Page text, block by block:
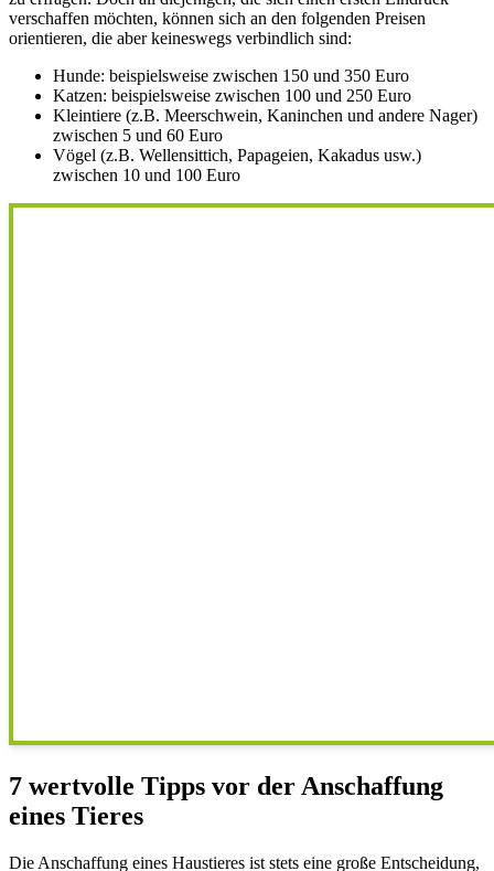
verschaffen möchten, können sich an den folgenden Preisen
orientieren, die aber keineswegs verbindlich sind:
Hunde: beispielsweise zwischen 150 und 350 Euro
Katzen: beispielsweise zwischen 100 und 250 Euro
Kleintiere (z.B. Meerschwein, Kaninchen und andere Nager)
zwischen 5 und 60 Euro
Vögel (z.B. Wellensittich, Papageien, Kakadus usw.)
zwischen 10 und 100 Euro
7 wertvolle Tipps vor der Anschaffung
eines Tieres
Die Anschaffung eines Haustieres ist stets eine große Entscheidung,